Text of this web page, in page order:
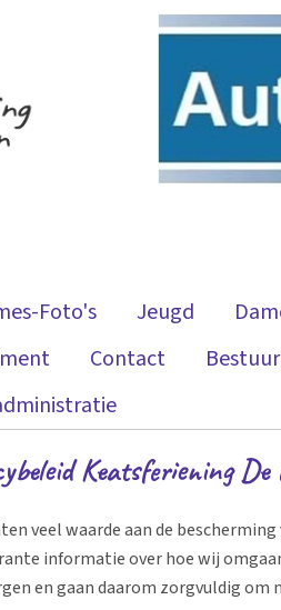
Foto's Jeugd
Contact
Keatsferiening De
veel waarde aan de
informatie over hoe wij
en gaan daarom zorgvuldig om